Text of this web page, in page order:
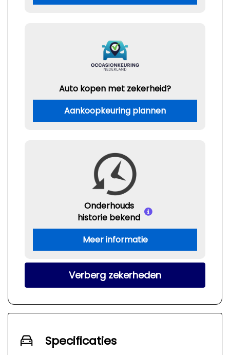
Auto kopen met zekerheid?
Aankoopkeuring plannen
Onderhouds
historie bekend
Meer informatie
Verberg zekerheden
Specificaties